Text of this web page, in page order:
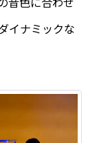
イナミックな